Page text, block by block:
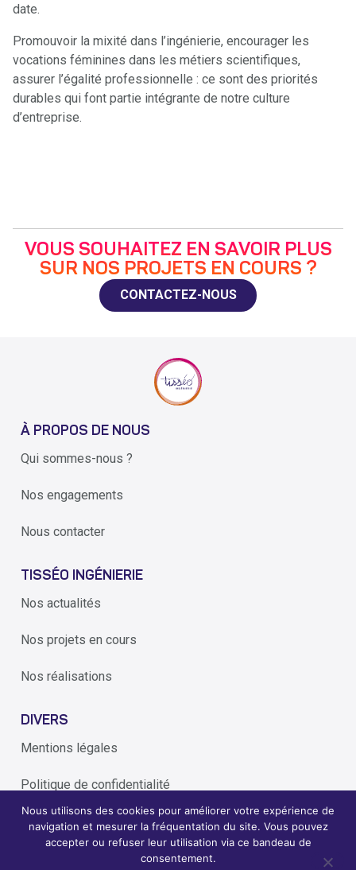
date.
Promouvoir la mixité dans l’ingénierie, encourager les
vocations féminines dans les métiers scientifiques,
assurer l’égalité professionnelle : ce sont des priorités
durables qui font partie intégrante de notre culture
d’entreprise.
VOUS SOUHAITEZ EN SAVOIR PLUS
SUR NOS PROJETS EN COURS ?
CONTACTEZ-NOUS
À PROPOS DE NOUS
Qui sommes-nous ?
Nos engagements
Nous contacter
TISSÉO INGÉNIERIE
Nos actualités
Nos projets en cours
Nos réalisations
DIVERS
Mentions légales
Politique de confidentialité
Alerte éthique
Nous utilisons des cookies pour améliorer votre expérience de
navigation et mesurer la fréquentation du site. Vous pouvez
accepter ou refuser leur utilisation via ce bandeau de
consentement.